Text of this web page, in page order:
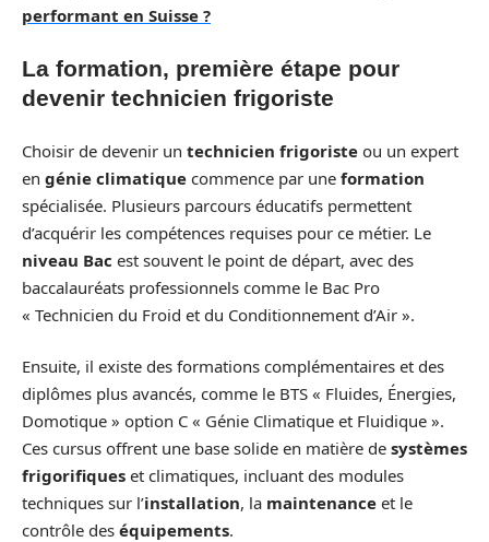
performant en Suisse ?
La formation, première étape pour
devenir technicien frigoriste
Choisir de devenir un technicien frigoriste ou un expert
en génie climatique commence par une formation
spécialisée. Plusieurs parcours éducatifs permettent
d’acquérir les compétences requises pour ce métier. Le
niveau Bac est souvent le point de départ, avec des
baccalauréats professionnels comme le Bac Pro
« Technicien du Froid et du Conditionnement d’Air ».
Ensuite, il existe des formations complémentaires et des
diplômes plus avancés, comme le BTS « Fluides, Énergies,
Domotique » option C « Génie Climatique et Fluidique ».
Ces cursus offrent une base solide en matière de systèmes
frigorifiques et climatiques, incluant des modules
techniques sur l’installation, la maintenance et le
contrôle des équipements.